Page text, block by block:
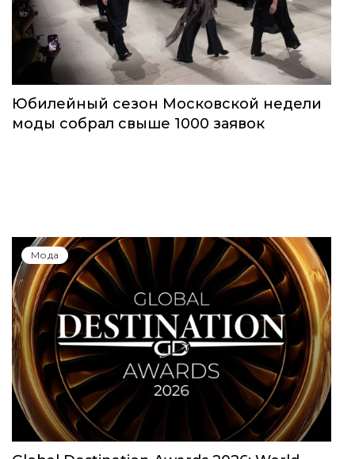
Юбилейный сезон Московской недели
моды собрал свыше 1000 заявок
Мода